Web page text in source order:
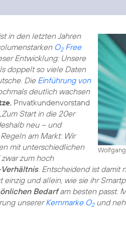
in den letzten Jahren
O2Free
Entwicklung: Unsere
doppelt so viele Daten
Die Einführung von
deutlich wachsen
, Privatkundenvorstand
„Zum Start in die 20er
neu – und
am Markt: Wir
mit unterschiedlichen
zum hoch
. Entscheidend ist damit
einzig und allein, wie sie ihr
Bedarfam besten passt.
unsererKernmarke O2und